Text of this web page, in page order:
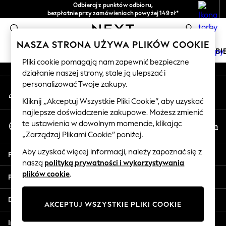
Odbieraj z punktów odbioru,
bezpłatnie przy zamówieniach powyżej 149 zł*
Łatwe zwroty*
0
HOLIDAY SHOP
Women's Holiday Shop
All Swimwear
All Beachwear
Bags & Accessories
Beach Dresses & Kaftans
Dresses
Flip Flops
Sliders
Jumpsuits & Playsuits
Sandals
Shorts
An error occurred on client
Nasze media społecznościowe
Moje konto
Zaloguj się na swoje konto
Wybierz Język
Polski
En
Pomoc
Prywatność i zasady prawne
Działy
Inne usługi
NASZA STRONA UŻYWA PLIKÓW COOKIE
Pliki cookie pomagają nam zapewnić bezpieczne
działanie naszej strony, stale ją ulepszać i
personalizować Twoje zakupy.
Kliknij „Akceptuj Wszystkie Pliki Cookie”, aby uzyskać
najlepsze doświadczenie zakupowe. Możesz zmienić
te ustawienia w dowolnym momencie, klikając
„Zarządzaj Plikami Cookie” poniżej.
Aby uzyskać więcej informacji, należy zapoznać się z
naszą polityką prywatności i wykorzystywania
plików cookie.
AKCEPTUJ WSZYSTKIE PLIKI COOKIE